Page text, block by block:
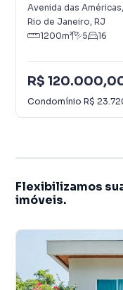
Avenida das Américas,
Rio de Janeiro, RJ
1200m² 5 16
R$
Condomínio R$
Flexibilizamos
imóveis.